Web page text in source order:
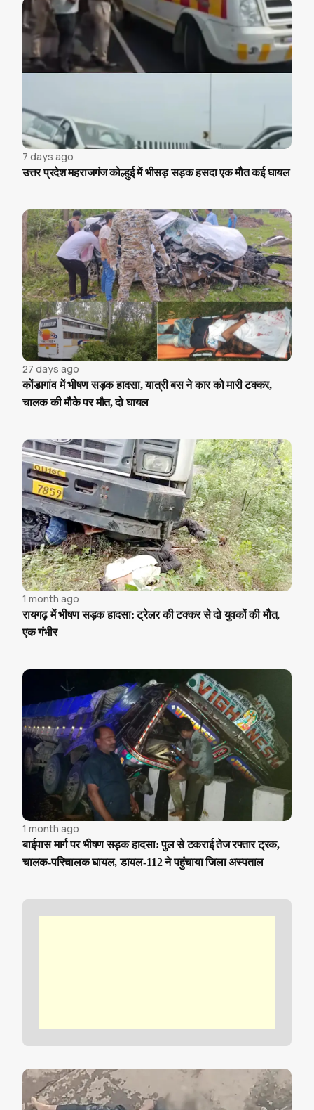
7 days ago
उत्तर प्रदेश महराजगंज कोल्हुई में भीसड़ सड़क हसदा एक मौत कई घायल
27 days ago
कोंडागांव में भीषण सड़क हादसा, यात्री बस ने कार को मारी टक्कर,
चालक की मौके पर मौत, दो घायल
1 month ago
रायगढ़ में भीषण सड़क हादसा: ट्रेलर की टक्कर से दो युवकों की मौत,
एक गंभीर
1 month ago
बाईपास मार्ग पर भीषण सड़क हादसा: पुल से टकराई तेज रफ्तार ट्रक,
चालक-परिचालक घायल, डायल-112 ने पहुंचाया जिला अस्पताल